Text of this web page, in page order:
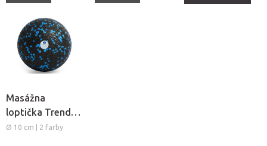
Masážna
loptička Trendy
Bola L
Ø 10 cm | 2 farby